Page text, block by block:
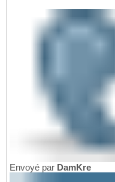
Envoyé par DamKre